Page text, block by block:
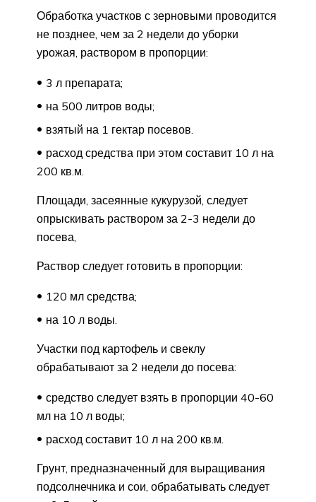
Обработка участков с зерновыми проводится
не позднее, чем за 2 недели до уборки
урожая, раствором в пропорции:
3 л препарата;
на 500 литров воды;
взятый на 1 гектар посевов.
расход средства при этом составит 10 л на
200 кв.м.
Площади, засеянные кукурузой, следует
опрыскивать раствором за 2-3 недели до
посева,
Раствор следует готовить в пропорции:
120 мл средства;
на 10 л воды.
Участки под картофель и свеклу
обрабатывают за 2 недели до посева:
средство следует взять в пропорции 40-60
мл на 10 л воды;
расход составит 10 л на 200 кв.м.
Грунт, предназначенный для выращивания
подсолнечника и сои, обрабатывать следует